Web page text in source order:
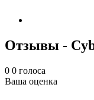
Отзывы -
0 0 голоса
Ваша оценка